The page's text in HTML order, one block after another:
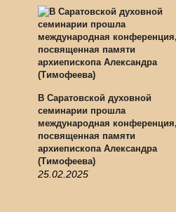
В Саратовской духовной
семинарии прошла
международная конференция,
посвященная памяти
архиепископа Александра
(Тимофеева)
25.02.2025